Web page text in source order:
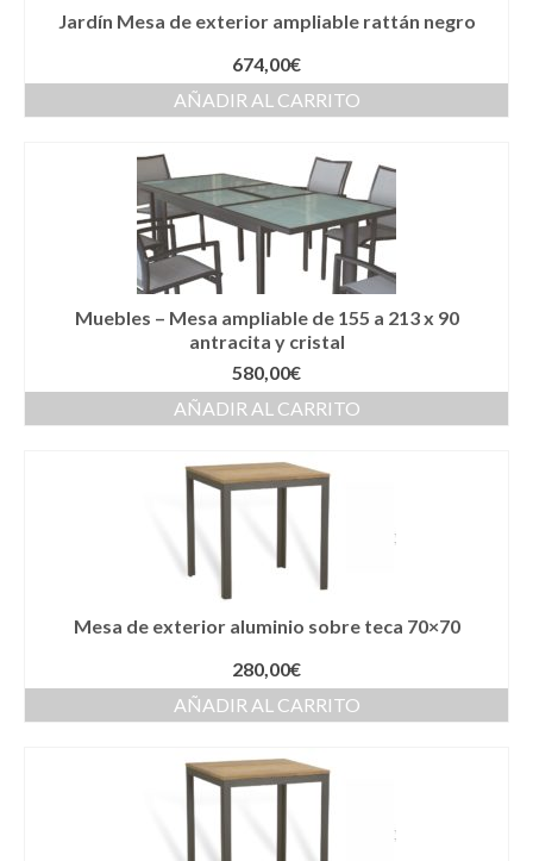
Jardín Mesa de exterior ampliable rattán negro
674,00€
AÑADIR AL CARRITO
Muebles – Mesa ampliable de 155 a 213 x 90
antracita y cristal
580,00€
AÑADIR AL CARRITO
Mesa de exterior aluminio sobre teca 70×70
280,00€
AÑADIR AL CARRITO